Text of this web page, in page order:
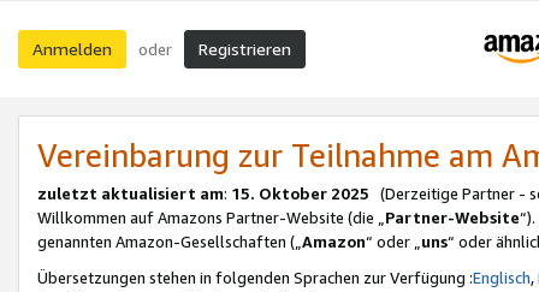
Anmelden oder Registrieren
Vereinbarung zur Teilnahme am
zuletzt aktualisiert am: 15. Oktober 2025 (Derzeitige Partner -
Willkommen auf Amazons Partner-Website (die „Partner-Website
genannten Amazon-Gesellschaften („Amazon“ oder „uns“ oder
Übersetzungen stehen in folgenden Sprachen zur Verfügung :Englisch,